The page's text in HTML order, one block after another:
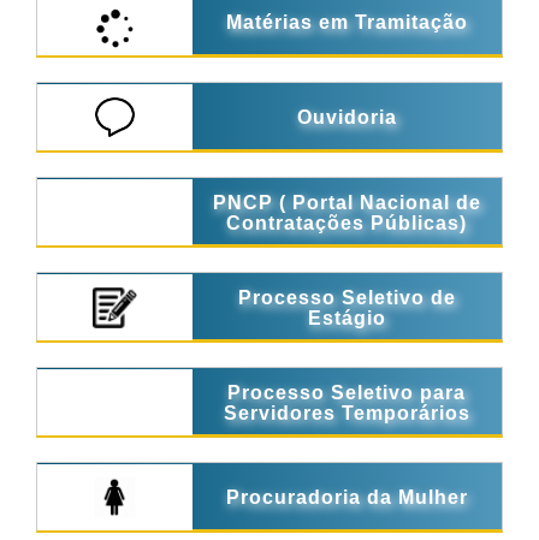
Matérias em Tramitação
Ouvidoria
PNCP ( Portal Nacional de
Contratações Públicas)
Processo Seletivo de
Estágio
Processo Seletivo para
Servidores Temporários
Procuradoria da Mulher